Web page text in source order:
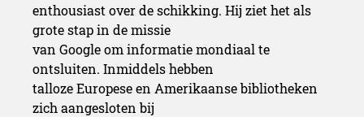
enthousiast over de schikking. Hij ziet het als
grote stap in de missie
van Google om informatie mondiaal te
ontsluiten. Inmiddels hebben
talloze Europese en Amerikaanse bibliotheken
zich aangesloten bij